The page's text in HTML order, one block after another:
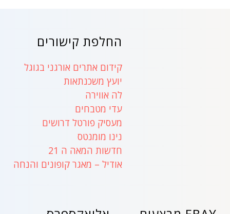
החלפת קישורים
קידום אתרים אורגני בגוגל
יועץ משכנתאות
לה אווירה
עדי מטבחים
מעסיק פורטל דרושים
נינו מומנטס
חדשות המאה ה 21
אודיל – מאגר קופונים והנחה